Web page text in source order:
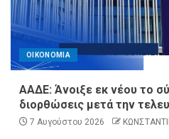
ΟΙΚΟΝΟΜΙΑ
ΑΑΔΕ: Άνοιξε εκ νέου το
διορθώσεις μετά την
7 Αυγούστου 2026